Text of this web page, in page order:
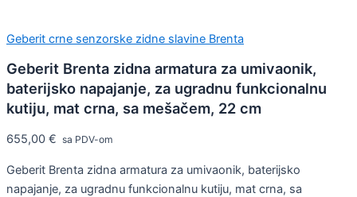
Geberit crne senzorske zidne slavine Brenta
Geberit Brenta zidna armatura za umivaonik,
baterijsko napajanje, za ugradnu funkcionalnu
kutiju, mat crna, sa mešačem, 22 cm
655,00 € sa PDV-om
Geberit Brenta zidna armatura za umivaonik, baterijsko
napajanje, za ugradnu funkcionalnu kutiju, mat crna, sa
količina